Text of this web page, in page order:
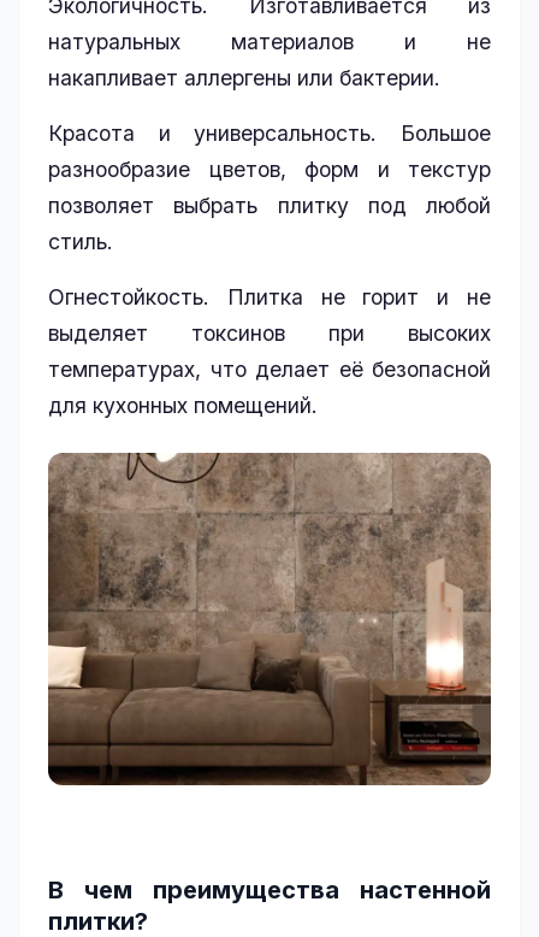
Экологичность. Изготавливается из
натуральных материалов и не
накапливает аллергены или бактерии.
Красота и универсальность. Большое
разнообразие цветов, форм и текстур
позволяет выбрать плитку под любой
стиль.
Огнестойкость. Плитка не горит и не
выделяет токсинов при высоких
температурах, что делает её безопасной
для кухонных помещений.
В чем преимущества настенной
плитки?